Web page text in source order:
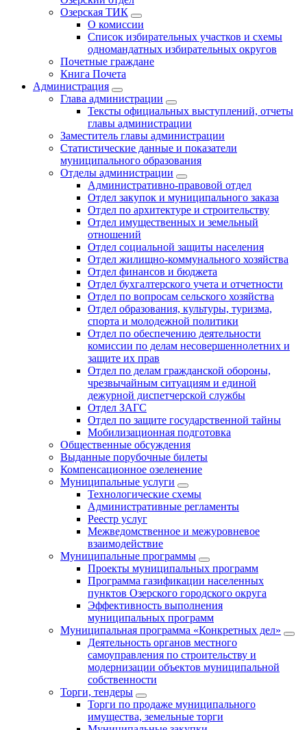
Озерская ТИК
О комиссии
Список избирательных участков и схемы
одномандатных избирательных округов
Почетные граждане
Книга Почета
Администрация
Глава администрации
Тексты официальных выступлений, отчеты
главы администрации
Заместитель главы администрации
Статистические данные и показатели
муниципального образования
Отделы администрации
Административно-правовой отдел
Отдел закупок и муниципального заказа
Отдел по архитектуре и строительству
Отдел имущественных и земельный
отношений
Отдел социальной защиты населения
Отдел жилищно-коммунального хозяйства
Отдел финансов и бюджета
Отдел бухгалтерского учета и отчетности
Отдел по вопросам сельского хозяйства
Отдел образования, культуры, туризма,
спорта и молодежной политики
Отдел по обеспечению деятельности
комиссии по делам несовершеннолетних и
защите их прав
Отдел по делам гражданской обороны,
чрезвычайным ситуациям и единой
дежурной диспетчерской службы
Отдел ЗАГС
Отдел по защите государственной тайны
Мобилизационная подготовка
Общественные обсуждения
Выданные порубочные билеты
Компенсационное озеленение
Муниципальные услуги
Технологические схемы
Административные регламенты
Реестр услуг
Межведомственное и межуровневое
взаимодействие
Муниципальные программы
Проекты муниципальных программ
Программа газификации населенных
пунктов Озерского городского округа
Эффективность выполнения
муниципальных программ
Муниципальная программа «Конкретных дел»
Деятельность органов местного
самоуправления по строительству и
модернизации объектов муниципальной
собственности
Торги, тендеры
Торги по продаже муниципального
имущества, земельные торги